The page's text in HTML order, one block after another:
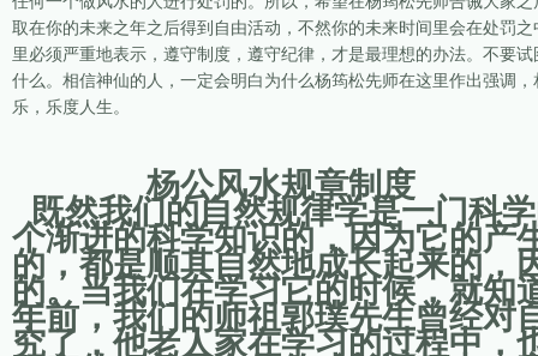
取在你的未来之年之后得到自由活动，不然你的未来时间里会在处罚
里必须严重地表示，遵守制度，遵守纪律，才是最理想的办法。不要
什么。相信神仙的人，一定会明白为什么杨筠松先师在这里作出强调
乐，乐度人生。
杨公风水规章制度
既然我们的自然规律学是一门科
个渐进的科学知识的，因为它的产
的，都是顺其自然地成长起来的，
的。当我们在学习它的时候，就知
年前，我们的师祖郭璞先生曾经对
究了，他老人家在学习的过程中，